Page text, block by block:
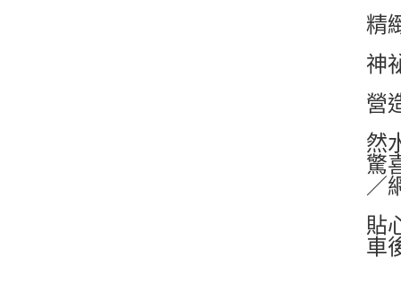
精
神
營
然
驚
／
貼
車